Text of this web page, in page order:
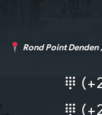
Rond Point Denden